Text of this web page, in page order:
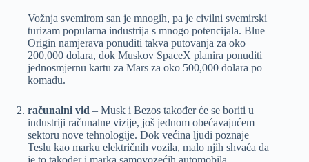
Vožnja svemirom san je mnogih, pa je civilni svemirski
turizam popularna industrija s mnogo potencijala. Blue
Origin namjerava ponuditi takva putovanja za oko
200,000 dolara, dok Muskov SpaceX planira ponuditi
jednosmjernu kartu za Mars za oko 500,000 dolara po
komadu.
računalni vid – Musk i Bezos također će se boriti u
industriji računalne vizije, još jednom obećavajućem
sektoru nove tehnologije. Dok većina ljudi poznaje
Teslu kao marku električnih vozila, malo njih shvaća da
je to također i marka samovozećih automobila.